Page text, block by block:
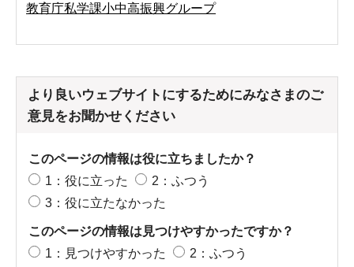
教育庁私学課小中高振興グループ
より良いウェブサイトにするためにみなさまのご
意見をお聞かせください
このページの情報は役に立ちましたか？
1：役に立った
2：ふつう
3：役に立たなかった
このページの情報は見つけやすかったですか？
1：見つけやすかった
2：ふつう